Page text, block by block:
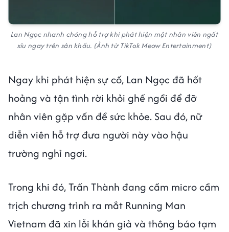
Lan Ngọc nhanh chóng hỗ trợ khi phát hiện một nhân viên ngất
xỉu ngay trên sân khấu. (Ảnh từ TikTok Meow Entertainment)
Ngay khi phát hiện sự cố, Lan Ngọc đã hốt
hoảng và tận tình rời khỏi ghế ngồi để đỡ
nhân viên gặp vấn đề sức khỏe. Sau đó, nữ
diễn viên hỗ trợ đưa người này vào hậu
trường nghỉ ngơi.
Trong khi đó, Trấn Thành đang cầm micro cầm
trịch chương trình ra mắt Running Man
Vietnam đã xin lỗi khán giả và thông báo tạm